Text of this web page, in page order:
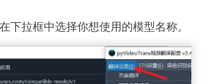
在下拉框中选择你想使用的模型名称。